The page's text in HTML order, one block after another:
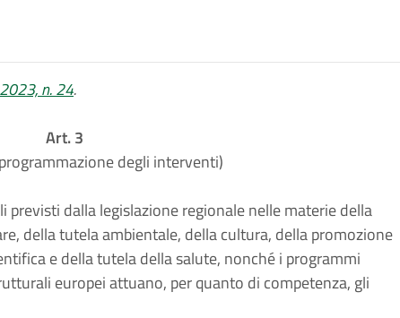
n. 24.
Art. 3
degli interventi)
previsti dalla legislazione regionale nelle materie della
della tutela ambientale, della cultura, della promozione
e della tutela della salute, nonché i programmi
europei attuano, per quanto di competenza, gli